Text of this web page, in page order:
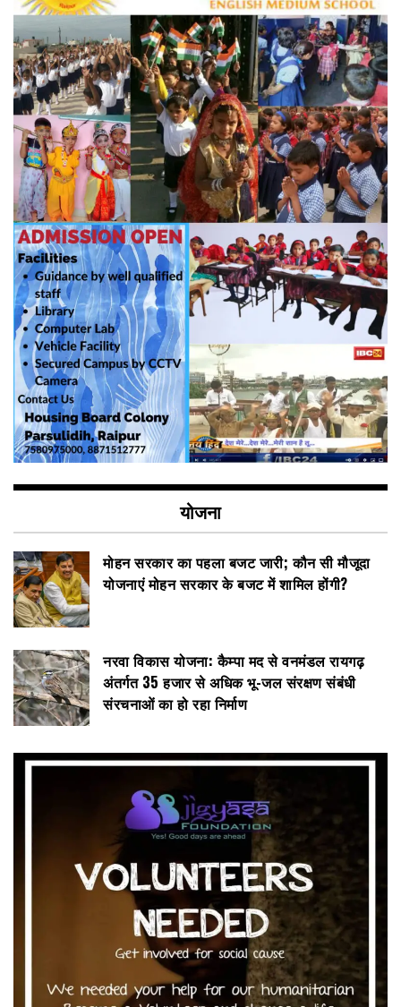
योजना
मोहन सरकार का पहला बजट जारी; कौन सी मौजूदा
योजनाएं मोहन सरकार के बजट में शामिल होंगी?
नरवा विकास योजना: कैम्पा मद से वनमंडल रायगढ़
अंतर्गत 35 हजार से अधिक भू-जल संरक्षण संबंधी
संरचनाओं का हो रहा निर्माण